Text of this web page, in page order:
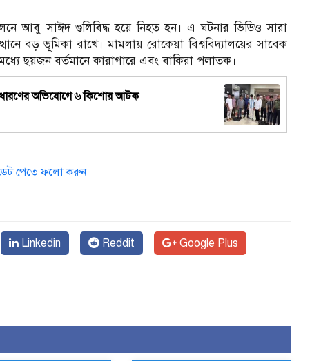
আবু সাঈদ গুলিবিদ্ধ হয়ে নিহত হন। এ ঘটনার ভিডিও সারা
বড় ভূমিকা রাখে। মামলায় রোকেয়া বিশ্ববিদ্যালয়ের সাবেক
ছয়জন বর্তমানে কারাগারে এবং বাকিরা পলাতক।
ধারণের অভিযোগে ৬ কিশোর আটক
পেতে ফলো করুন
Linkedin Reddit Google Plus